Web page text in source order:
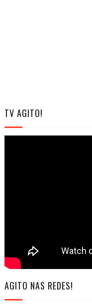
TV AGITO!
AGITO NAS REDES!